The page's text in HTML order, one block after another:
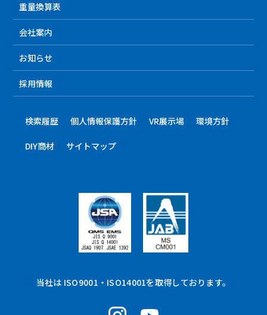
重量換算表
会社案内
お知らせ
採用情報
検索履歴 個人情報保護方針 VR展示場 環境方針
DIY商材 サイトマップ
当社は ISO9001・ISO14001を取得しております。